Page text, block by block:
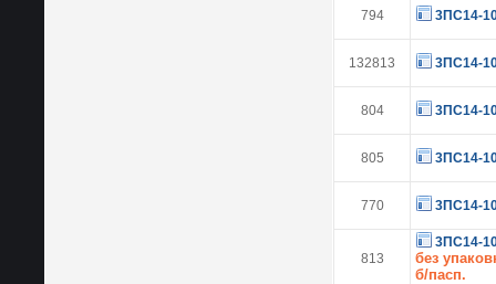
794 3ПС14-
132813 3ПС14-
804 3ПС14-
805 3ПС14-
770 3ПС14-
813
3ПС14-
без
б/пасп.